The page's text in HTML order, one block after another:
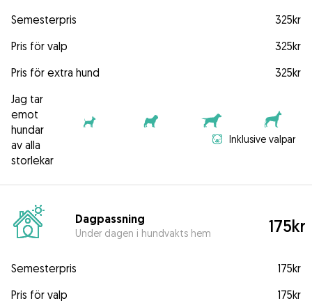
Semesterpris
325kr
Pris för valp
325kr
Pris för extra hund
325kr
Jag tar
emot
hundar
av alla
storlekar
Inklusive valpar
Dagpassning
Under dagen i hundvakts hem 175kr
Semesterpris
175kr
Pris för valp
175kr